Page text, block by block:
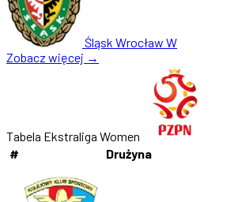
Śląsk Wrocław W
Zobacz więcej →
Tabela Ekstraliga Women
#
Drużyna